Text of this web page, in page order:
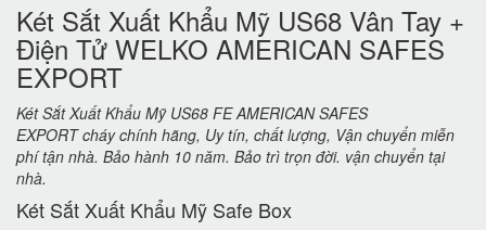
Két Sắt Xuất Khẩu Mỹ US68 Vân Tay +
Điện Tử WELKO AMERICAN SAFES
EXPORT
Két Sắt Xuất Khẩu Mỹ US68 FE AMERICAN SAFES
EXPORT cháy chính hãng, Uy tín, chất lượng, Vận chuyển miễn
phí tận nhà. Bảo hành 10 năm. Bảo trì trọn đời. vận chuyển tại
nhà.
Két Sắt Xuất Khẩu Mỹ Safe Box